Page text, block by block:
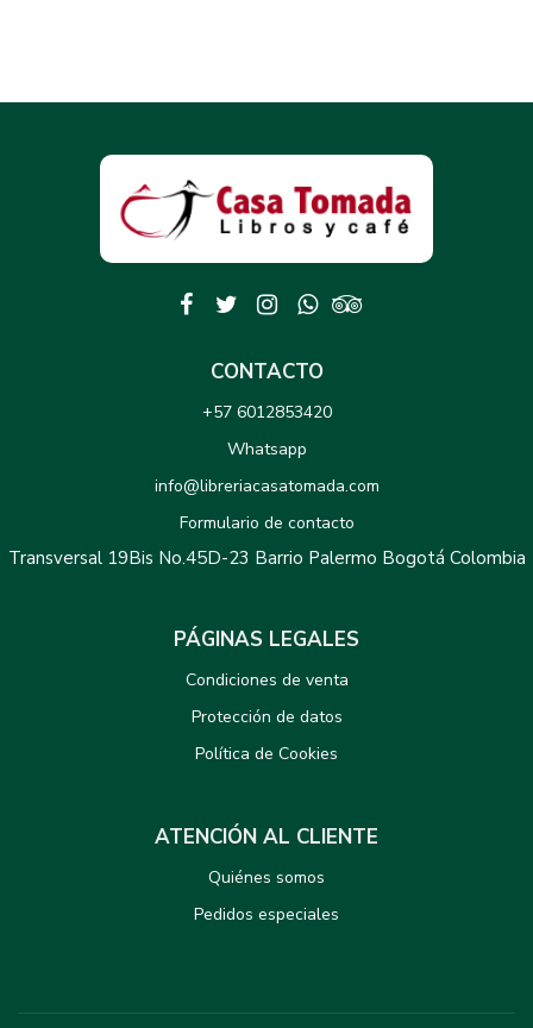
CONTACTO
+57 6012853420
Whatsapp
info@libreriacasatomada.com
Formulario de contacto
Transversal 19Bis No.45D-23 Barrio Palermo Bogotá Colombia
PÁGINAS LEGALES
Condiciones de venta
Protección de datos
Política de Cookies
ATENCIÓN AL CLIENTE
Quiénes somos
Pedidos especiales